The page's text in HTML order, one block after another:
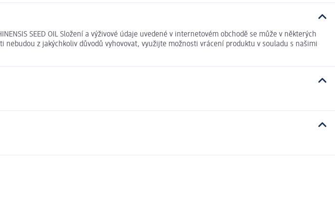
CHINENSIS SEED OIL Složení a výživové údaje uvedené v internetovém obchodě se může v některých
z jakýchkoliv důvodů vyhovovat, využijte možnosti vrácení produktu v souladu s našimi